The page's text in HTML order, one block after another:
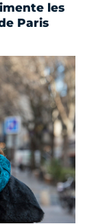
les
Paris